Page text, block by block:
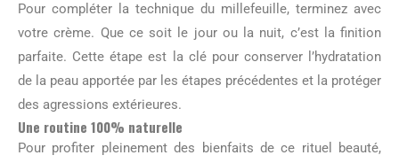
Pour compléter la technique du millefeuille, terminez avec
votre crème. Que ce soit le jour ou la nuit, c’est la finition
parfaite. Cette étape est la clé pour conserver l’hydratation
de la peau apportée par les étapes précédentes et la protéger
des agressions extérieures.
Une routine 100% naturelle
Pour profiter pleinement des bienfaits de ce rituel beauté,